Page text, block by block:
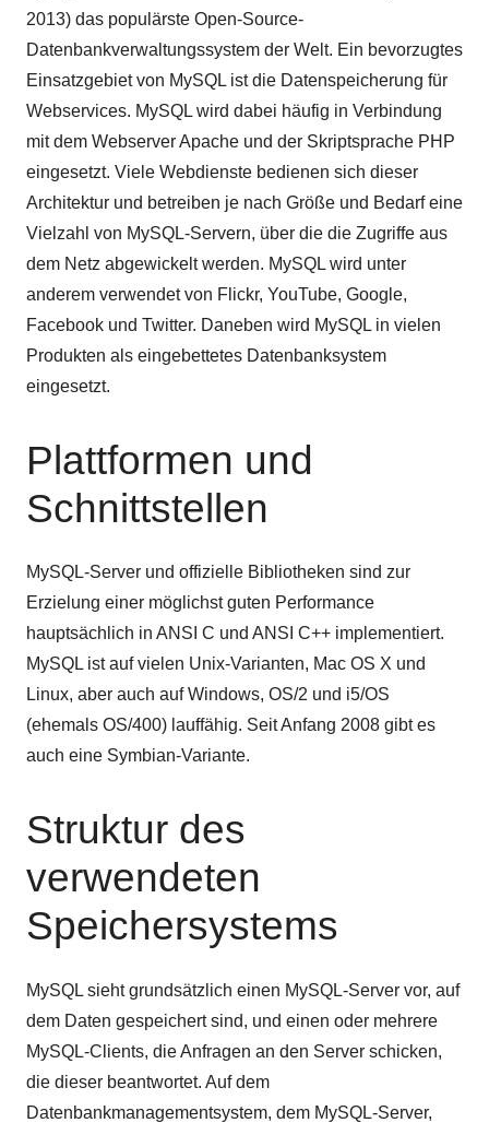
2013) das populärste Open-Source-
Datenbankverwaltungssystem der Welt. Ein bevorzugtes
Einsatzgebiet von MySQL ist die Datenspeicherung für
Webservices. MySQL wird dabei häufig in Verbindung
mit dem Webserver Apache und der Skriptsprache PHP
eingesetzt. Viele Webdienste bedienen sich dieser
Architektur und betreiben je nach Größe und Bedarf eine
Vielzahl von MySQL-Servern, über die die Zugriffe aus
dem Netz abgewickelt werden. MySQL wird unter
anderem verwendet von Flickr, YouTube, Google,
Facebook und Twitter. Daneben wird MySQL in vielen
Produkten als eingebettetes Datenbanksystem
eingesetzt.
Plattformen und
Schnittstellen
MySQL-Server und offizielle Bibliotheken sind zur
Erzielung einer möglichst guten Performance
hauptsächlich in ANSI C und ANSI C++ implementiert.
MySQL ist auf vielen Unix-Varianten, Mac OS X und
Linux, aber auch auf Windows, OS/2 und i5/OS
(ehemals OS/400) lauffähig. Seit Anfang 2008 gibt es
auch eine Symbian-Variante.
Struktur des
verwendeten
Speichersystems
MySQL sieht grundsätzlich einen MySQL-Server vor, auf
dem Daten gespeichert sind, und einen oder mehrere
MySQL-Clients, die Anfragen an den Server schicken,
die dieser beantwortet. Auf dem
Datenbankmanagementsystem, dem MySQL-Server,